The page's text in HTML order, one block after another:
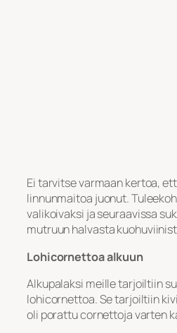
Ei tarvitse varmaan kertoa,
linnunmaitoa juonut.
valikoivaksi ja seuraavissa
mutruun halvasta
Lohicornettoa alkuun
Alkupalaksi meille tarjoiltiin
lohicornettoa. Se tarjoiltiin
oli porattu cornettoja varten